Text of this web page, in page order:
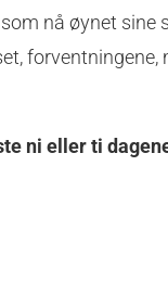
nå øynet sine
forventningene,
ni eller ti